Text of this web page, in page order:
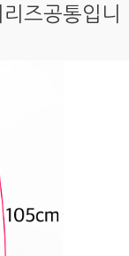
즈공통입니